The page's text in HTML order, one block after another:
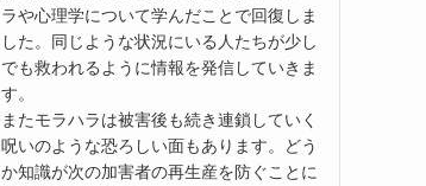
ラや心理学について学んだことで回復しま
した。同じような状況にいる人たちが少し
でも救われるように情報を発信していきま
す。
またモラハラは被害後も続き連鎖していく
呪いのような恐ろしい面もあります。どう
か知識が次の加害者の再生産を防ぐことに